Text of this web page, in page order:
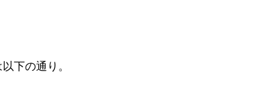
下の通り。